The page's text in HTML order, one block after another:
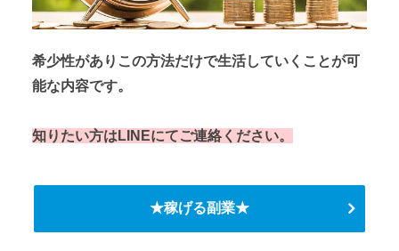
希少性がありこの方法だけで生活していくことが可
能な内容です。
知りたい方はLINEにてご連絡ください。
★稼げる副業★